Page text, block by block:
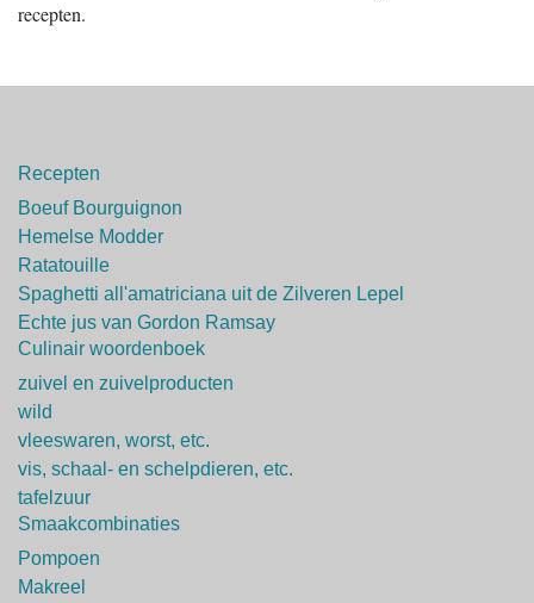
recepten.
Recepten
Boeuf Bourguignon
Hemelse Modder
Ratatouille
Spaghetti all'amatriciana uit de Zilveren Lepel
Echte jus van Gordon Ramsay
Culinair woordenboek
zuivel en zuivelproducten
wild
vleeswaren, worst, etc.
vis, schaal- en schelpdieren, etc.
tafelzuur
Smaakcombinaties
Pompoen
Makreel